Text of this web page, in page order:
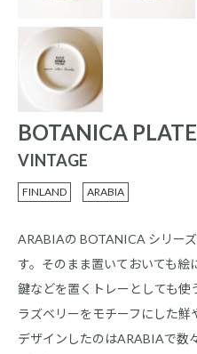
BOTANICA
VINTAGE
FINLAND ARABIA
ARABIAの BOTANICA シリー
す。そのまま置いておいても絵
鍵などを置くトレーとしても使
ラズベリーをモチーフにした鮮
デザインしたのはARABIAで数